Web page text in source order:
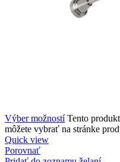
Výber možností Tento
môžete vybrať na stránke
Quick view
Porovnať